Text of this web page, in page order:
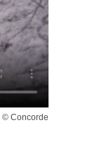
© Concorde